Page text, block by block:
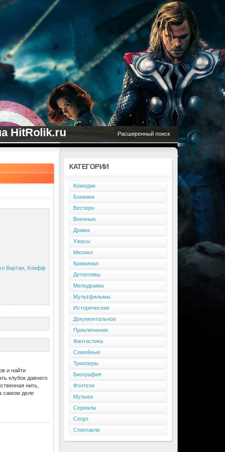
Расширенный поиск
HitRolik.ru
Вартан, Клифф
и найти
клубок давнего
нить,
самом деле
КАТЕГОРИИ
Комедии
Боевики
Вестерн
Военные
Драма
Ужасы
Мюзикл
Криминал
Детективы
Мелодрамы
Мультфильмы
Исторические
Документальное
Приключения
Фантастика
Семейные
Триллеры
Биография
Фэнтези
Музыка
Сериалы
Спорт
Спектакли